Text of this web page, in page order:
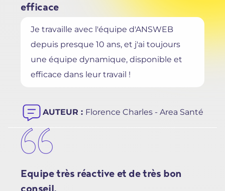
efficace
Je travaille avec l'équipe d'ANSWEB
depuis presque 10 ans, et j'ai toujours
une équipe dynamique, disponible et
efficace dans leur travail !
AUTEUR : Florence Charles - Area Santé
Equipe très réactive et de très bon